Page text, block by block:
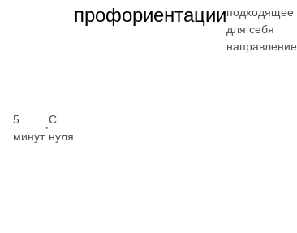
5
минут
·
С
нуля
профориентацииподходящее
для себя
направление